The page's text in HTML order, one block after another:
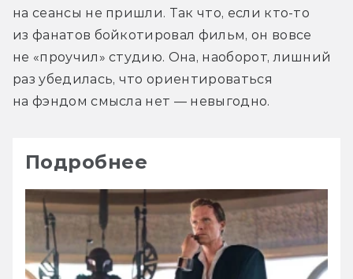
на сеансы не пришли. Так что, если кто-то
из фанатов бойкотировал фильм, он вовсе
не «проучил» студию. Она, наоборот, лишний
раз убедилась, что ориентироваться
на фэндом смысла нет — невыгодно.
Подробнее